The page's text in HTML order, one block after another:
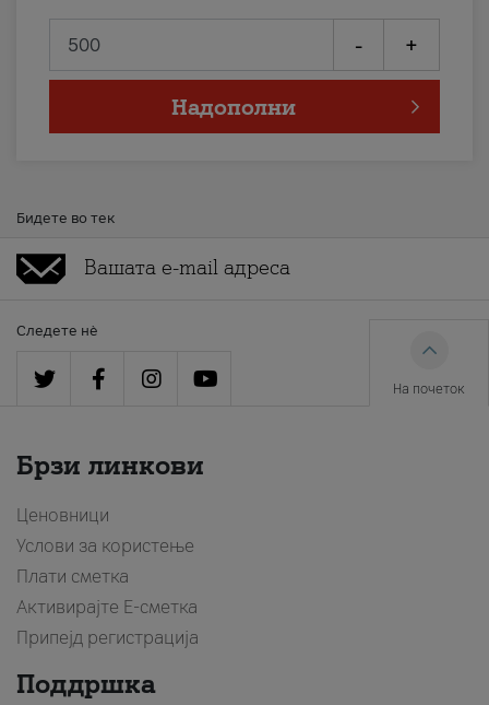
- +
Надополни
Бидете во тек
Следете нè
На почеток
Брзи линкови
Ценовници
Услови за користење
Плати сметка
Активирајте Е-сметка
Припејд регистрација
Поддршка